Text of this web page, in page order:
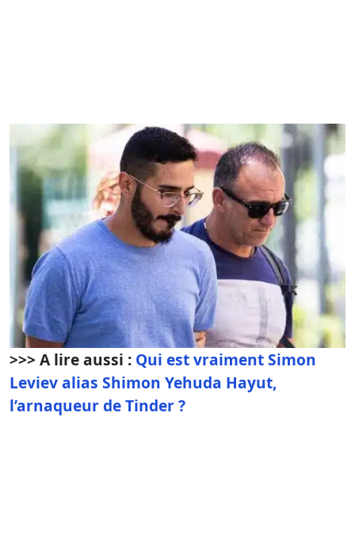
>>> A lire aussi : Qui est vraiment Simon
Leviev alias Shimon Yehuda Hayut,
l’arnaqueur de Tinder ?